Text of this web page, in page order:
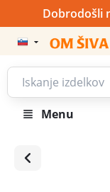
Dobrodošli
Menu